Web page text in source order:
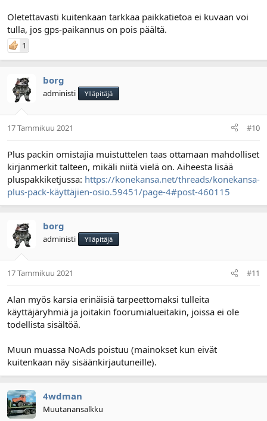
Oletettavasti kuitenkaan tarkkaa paikkatietoa ei kuvaan voi
tulla, jos gps-paikannus on pois päältä.
1
borg
administi Ylläpitäjä
17 Tammikuu 2021 #10
Plus packin omistajia muistuttelen taas ottamaan mahdolliset
kirjanmerkit talteen, mikäli niitä vielä on. Aiheesta lisää
pluspakkiketjussa: https://konekansa.net/threads/konekansa-
plus-pack-käyttäjien-osio.59451/page-4#post-460115
borg
administi Ylläpitäjä
17 Tammikuu 2021 #11
Alan myös karsia erinäisiä tarpeettomaksi tulleita
käyttäjäryhmiä ja joitakin foorumialueitakin, joissa ei ole
todellista sisältöä.
Muun muassa NoAds poistuu (mainokset kun eivät
kuitenkaan näy sisäänkirjautuneille).
4wdman
Muutanansalkku